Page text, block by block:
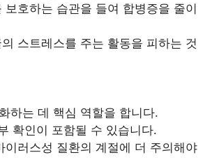
호하는 습관을 들여 합병증을 줄이
스트레스를 주는 활동을 피하는 것
하는 데 핵심 역할을 합니다.
확인이 포함될 수 있습니다.
러스성 질환의 계절에 더 주의해야